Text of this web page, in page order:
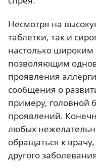
Несмотря на
таблетки, так и
настолько широким
позволяющим
проявления
сообщения о
примеру, головной
проявлений.
любых
обращаться к
другого